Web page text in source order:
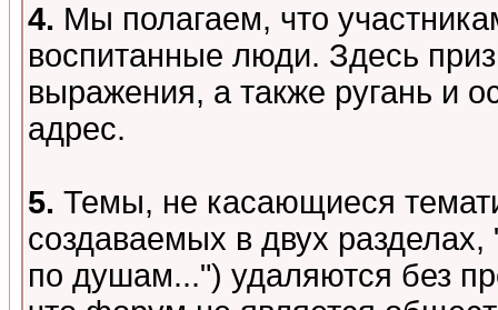
4. Мы полагаем, что
воспитанные люди. Здесь
выражения, а также ругань и
адрес.
5. Темы, не касающиеся
создаваемых в двух
по душам...") удаляются без